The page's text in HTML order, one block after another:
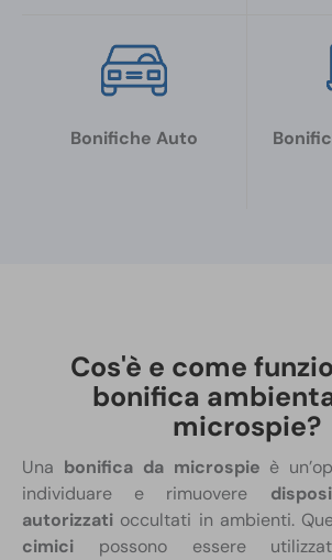
Bonifiche Auto
Cos'è e come
bonifica
microspie?
Una bonifica da microspie è
individuare e rimuovere
autorizzati occultati in ambienti.
cimici possono essere